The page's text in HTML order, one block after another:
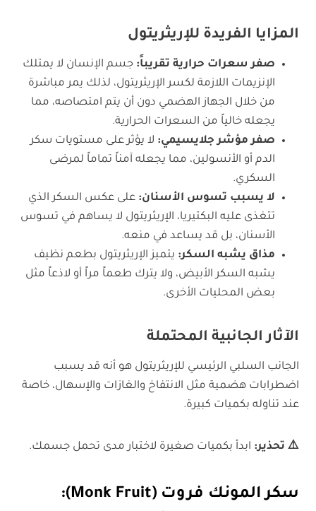
المزايا الفريدة للإريثريتول
صفر سعرات حرارية تقريباً: جسم الإنسان لا يمتلك
الإنزيمات اللازمة لكسر الإريثريتول، لذلك يمر مباشرة
من خلال الجهاز الهضمي دون أن يتم امتصاصه، مما
يجعله خالياً من السعرات الحرارية.
صفر مؤشر جلايسيمي: لا يؤثر على مستويات سكر
الدم أو الأنسولين، مما يجعله آمناً تماماً لمرضى
السكري.
لا يسبب تسوس الأسنان: على عكس السكر الذي
تتغذى عليه البكتيريا، الإريثريتول لا يساهم في تسوس
الأسنان، بل قد يساعد في منعه.
مذاق يشبه السكر: يتميز الإريثريتول بطعم نظيف
يشبه السكر الأبيض، ولا يترك طعماً مراً أو لاذعاً مثل
بعض المحليات الأخرى.
الآثار الجانبية المحتملة
الجانب السلبي الرئيسي للإريثريتول هو أنه قد يسبب
اضطرابات هضمية مثل الانتفاخ والغازات والإسهال، خاصة
عند تناوله بكميات كبيرة.
⚠️ تحذير: ابدأ بكميات صغيرة لاختبار مدى تحمل جسمك.
سكر المونك فروت (Monk Fruit)
: